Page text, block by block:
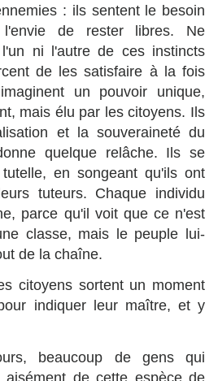
: ils sentent le besoin
de rester libres. Ne
ni l'autre de ces instincts
de les satisfaire à la fois
un pouvoir unique,
mais élu par les citoyens. Ils
et la souveraineté du
quelque relâche. Ils se
en songeant qu'ils ont
tuteurs. Chaque individu
parce qu'il voit que ce n'est
classe, mais le peuple lui-
de la chaîne.
citoyens sortent un moment
indiquer leur maître, et y
beaucoup de gens qui
aisément de cette espèce de